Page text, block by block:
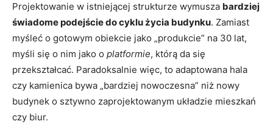
Projektowanie w istniejącej strukturze wymusza bardziej
świadome podejście do cyklu życia budynku. Zamiast
myśleć o gotowym obiekcie jako „produkcie” na 30 lat,
myśli się o nim jako o platformie, którą da się
przekształcać. Paradoksalnie więc, to adaptowana hala
czy kamienica bywa „bardziej nowoczesna” niż nowy
budynek o sztywno zaprojektowanym układzie mieszkań
czy biur.